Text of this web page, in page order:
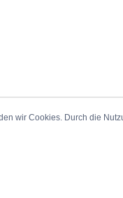
wir Cookies. Durch die